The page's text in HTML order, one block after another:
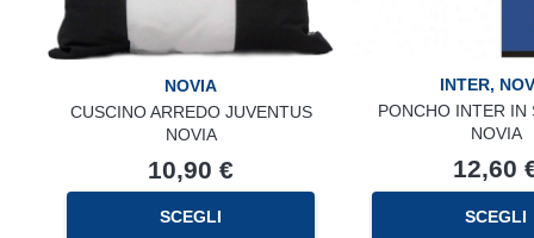
NOVIA
CUSCINO ARREDO JUVENTUS
NOVIA
10,90 €
SCEGLI
INTER,
PONCHO INTER IN
NOVIA
12,60
SCEGLI